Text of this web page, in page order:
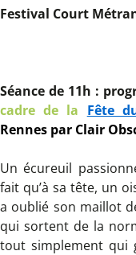
Festival Court
Séance de 11h :
cadre de la Fête
Rennes par Clair
Un écureuil
fait qu’à sa tête, un
a oublié son maillot
qui sortent de la
tout simplement qui